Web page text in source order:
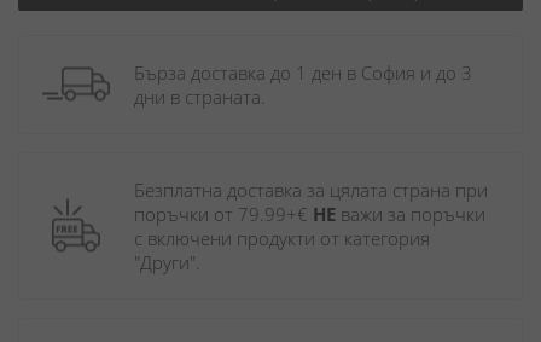
Бърза доставка до 1 ден в София и до 3
дни в страната.
Безплатна доставка за цялата страна при
поръчки от 79.99+€ НЕ важи за поръчки
с включени продукти от категория
"Други".